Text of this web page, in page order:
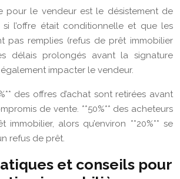
pour le vendeur est le désistement de
si l’offre était conditionnelle et que les
pas remplies (refus de prêt immobilier
délais prolongés avant la signature
impacter le vendeur.
des offres d’achat sont retirées avant
de vente. **50%** des acheteurs
immobilier, alors qu’environ **20%** se
refus de prêt.
et conseils pour